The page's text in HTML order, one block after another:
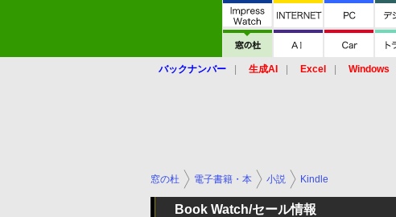
バックナンバー 生成AI Excel Windows
窓の杜 電子書籍・本 小説 Kindle
Book Watch/セール情報